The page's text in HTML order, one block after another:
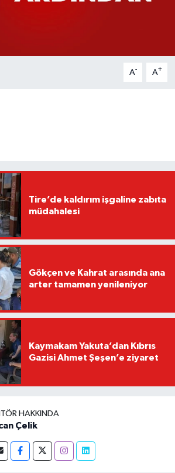
A- A+
Tire’de kaldırım işgaline zabıta
müdahalesi
Gökçen ve Kahrat arasında ana
arter tamamen yenileniyor
Kaymakam Yakuta’dan Kıbrıs
Gazisi Ahmet Şeşen’e ziyaret
HAKKINDA
Çelik